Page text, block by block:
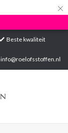
×
Beste kwaliteit
info@roelofsstoffen.nl